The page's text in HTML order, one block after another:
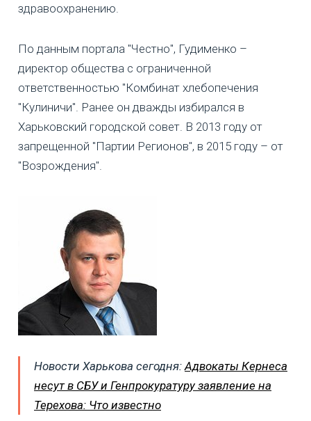
здравоохранению.
По данным портала "Честно", Гудименко –
директор общества с ограниченной
ответственностью "Комбинат хлебопечения
"Кулиничи". Ранее он дважды избирался в
Харьковский городской совет. В 2013 году от
запрещенной "Партии Регионов", в 2015 году – от
"Возрождения".
Новости Харькова сегодня: Адвокаты Кернеса
несут в СБУ и Генпрокуратуру заявление на
Терехова: Что известно